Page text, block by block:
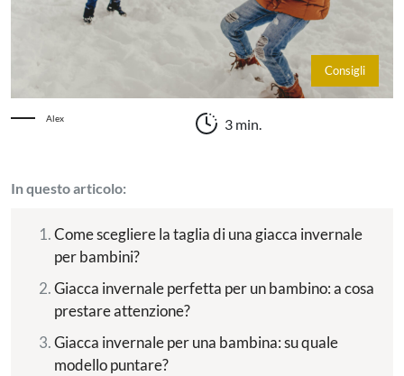
Consigli
Alex 3 min.
In questo articolo:
Come scegliere la taglia di una giacca invernale
per bambini?
Giacca invernale perfetta per un bambino: a cosa
prestare attenzione?
Giacca invernale per una bambina: su quale
modello puntare?